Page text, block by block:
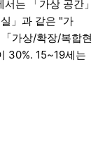
는 「가상 공간」
」과 같은 "가
가상/확장/복합현
30%. 15~19세는